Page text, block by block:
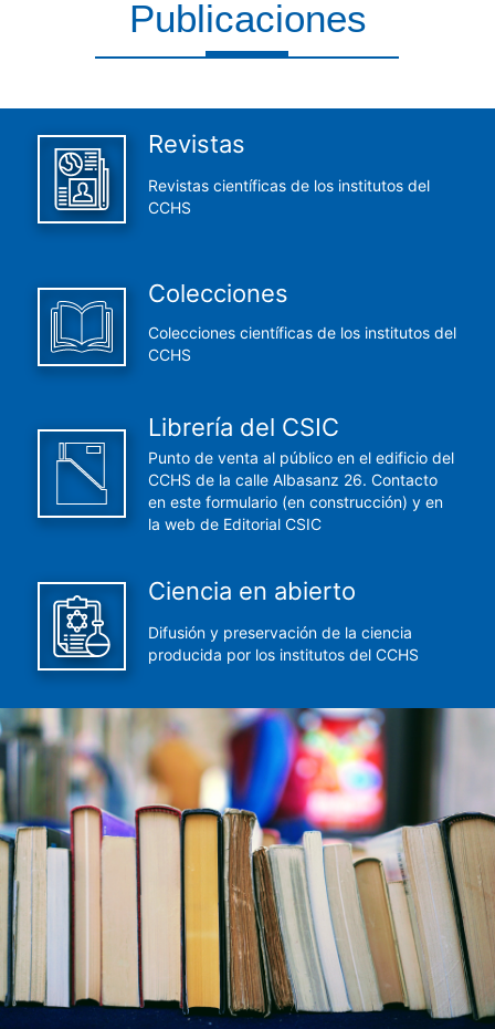
Publicaciones
Revistas
Revistas científicas de los institutos del
CCHS
Colecciones
Colecciones científicas de los institutos del
CCHS
Librería del CSIC
Punto de venta al público en el edificio del
CCHS de la calle Albasanz 26. Contacto
en este formulario (en construcción) y en
la web de Editorial CSIC
Ciencia en abierto
Difusión y preservación de la ciencia
producida por los institutos del CCHS